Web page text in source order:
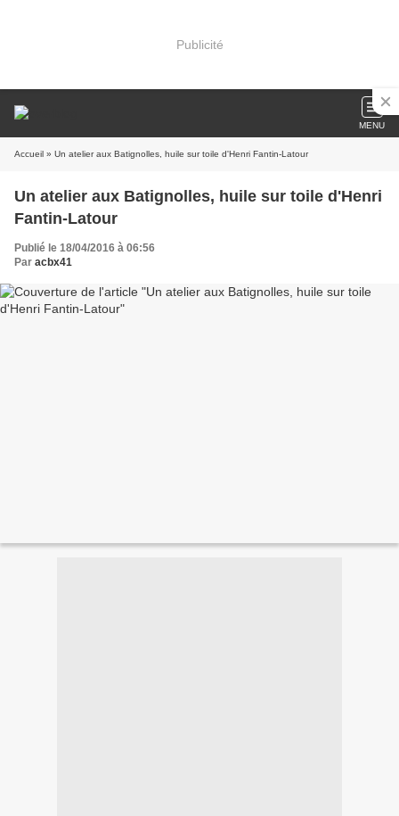
Publicité
MENU
Accueil » Un atelier aux Batignolles, huile sur toile d'Henri Fantin-Latour
Un atelier aux Batignolles, huile sur toile d'Henri
Fantin-Latour
Publié le 18/04/2016 à 06:56
Par acbx41